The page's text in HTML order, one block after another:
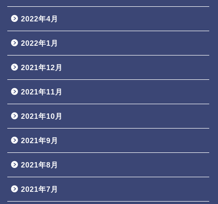
2022年4月
2022年1月
2021年12月
2021年11月
2021年10月
2021年9月
2021年8月
2021年7月